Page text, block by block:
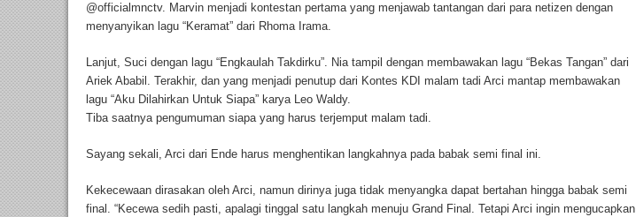
@officialmnctv. Marvin menjadi kontestan pertama yang menjawab tantangan dari para netizen dengan
menyanyikan lagu “Keramat” dari Rhoma Irama.
Lanjut, Suci dengan lagu “Engkaulah Takdirku”. Nia tampil dengan membawakan lagu “Bekas Tangan” dari
Ariek Ababil. Terakhir, dan yang menjadi penutup dari Kontes KDI malam tadi Arci mantap membawakan
lagu “Aku Dilahirkan Untuk Siapa” karya Leo Waldy.
Tiba saatnya pengumuman siapa yang harus terjemput malam tadi.
Sayang sekali, Arci dari Ende harus menghentikan langkahnya pada babak semi final ini.
Kekecewaan dirasakan oleh Arci, namun dirinya juga tidak menyangka dapat bertahan hingga babak semi
final. “Kecewa sedih pasti, apalagi tinggal satu langkah menuju Grand Final. Tetapi Arci ingin mengucapkan